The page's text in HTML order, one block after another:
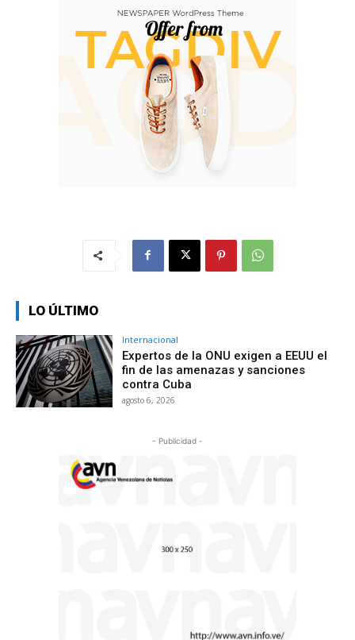
LO ÚLTIMO
Internacional
Expertos de la ONU exigen a EEUU el
fin de las amenazas y sanciones
contra Cuba
agosto 6, 2026
- Publicidad -